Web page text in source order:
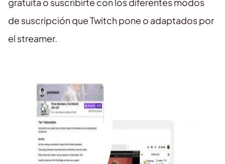
de suscripción que Twitch pone o adaptados por
el streamer.